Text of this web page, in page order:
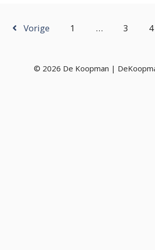
Vorige 1 … 3 4
© 2026 De Koopman |